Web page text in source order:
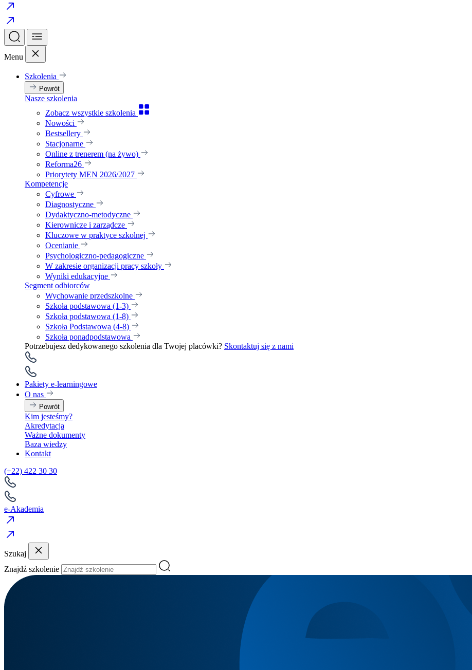
Menu
Szkolenia
Powrót
Nasze szkolenia
Zobacz wszystkie szkolenia
Nowości
Bestsellery
Stacjonarne
Online z trenerem (na żywo)
Reforma26
Priorytety MEN 2026/2027
Kompetencje
Cyfrowe
Diagnostyczne
Dydaktyczno-metodyczne
Kierownicze i zarządcze
Kluczowe w praktyce szkolnej
Ocenianie
Psychologiczno-pedagogiczne
W zakresie organizacji pracy szkoły
Wyniki edukacyjne
Segment odbiorców
Wychowanie przedszkolne
Szkoła podstawowa (1-3)
Szkoła podstawowa (1-8)
Szkoła Podstawowa (4-8)
Szkoła ponadpodstawowa
Potrzebujesz dedykowanego szkolenia dla Twojej placówki? Skontaktuj się z nami
Pakiety e-learningowe
O nas
Powrót
Kim jesteśmy?
Akredytacja
Ważne dokumenty
Baza wiedzy
Kontakt
(+22) 422 30 30
e-Akademia
Szukaj
Znajdź szkolenie